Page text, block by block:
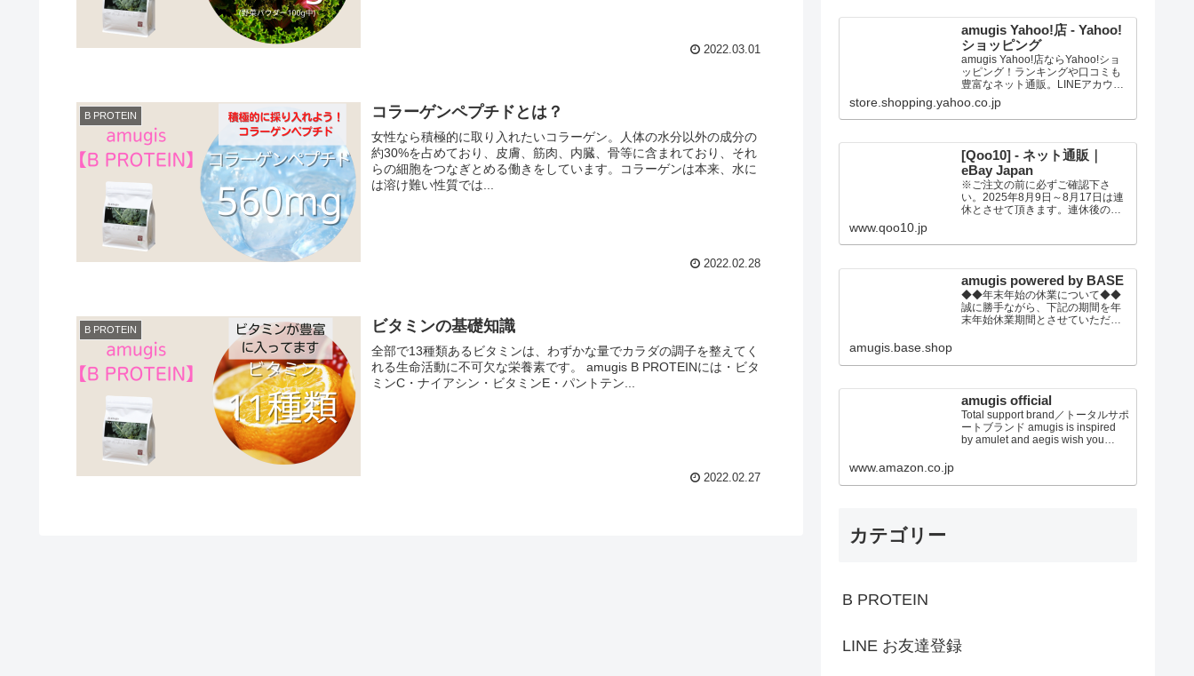
2022.03.01
B PROTEIN コラーゲンペプチドとは？
女性なら積極的に取り入れたいコラーゲン。人体の水分以外の成分の
約30%を占めており、皮膚、筋肉、内臓、骨等に含まれており、それ
らの細胞をつなぎとめる働きをしています。コラーゲンは本来、水に
は溶け難い性質では...
2022.02.28
B PROTEIN ビタミンの基礎知識
全部で13種類あるビタミンは、わずかな量でカラダの調子を整えてく
れる生命活動に不可欠な栄養素です。 amugis B PROTEINには・ビタ
ミンC・ナイアシン・ビタミンE・パントテン...
2022.02.27
amugis Yahoo!店 - Yahoo!
ショッピング
amugis Yahoo!店ならYahoo!ショ
ッピング！ランキングや口コミも
豊富なネット通販。LINEアカウン
ト連携でPayPayポイント毎日5%
（上限あり）Yahoo!ショッピング
スマホアプリも充実で毎日どこか
求めいただけます。
store.shopping.yahoo.co.jp
[Qoo10] - ネット通販｜
eBay Japan
※ご注文の前に必ずご確認下さ
い。2025年8月9日～8月17日は連
休とさせて頂きます。連休後の発
の上、ご注文頂きます事をお願い
www.qoo10.jp
amugis powered by BASE
◆◆年末年始の休業について◆◆
誠に勝手ながら、下記の期間を年
末年始休業期間とさせていただき
等に関しましては、2023年1月5日
ます。トレンドウエアから健康グ
ッズまで！ トータルビュ...
amugis.base.shop
amugis official
Total support brand／トータルサポ
ートブランド amugis is inspired
by amulet and aegis wish you
なたに幸せを E...
www.amazon.co.jp
カテゴリー
B PROTEIN
LINE お友達登録